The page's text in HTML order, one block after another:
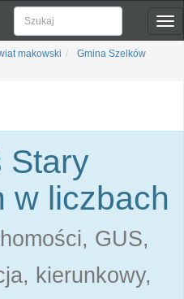
makowski
Gmina Szelków
Stary
w liczbach
GUS,
kierunkowy,